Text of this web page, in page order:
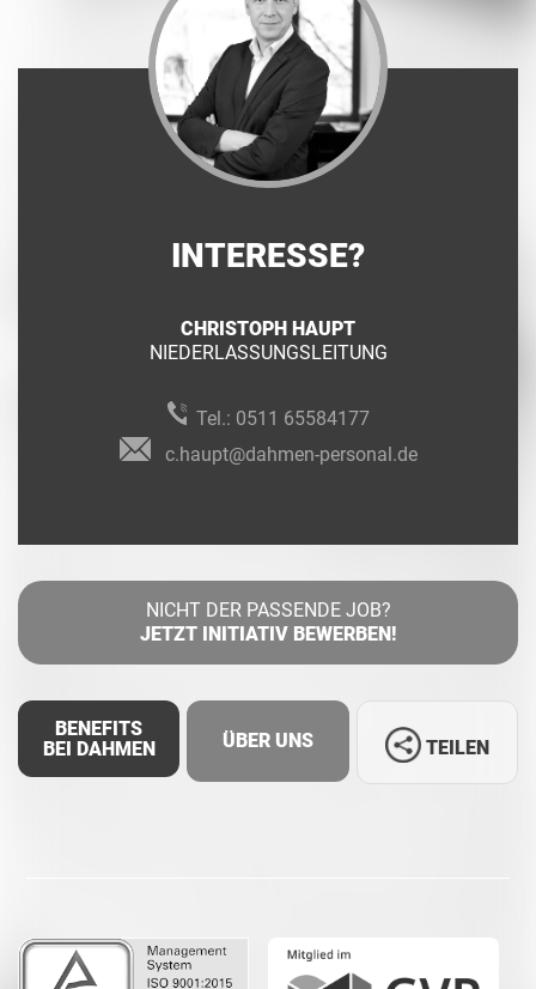
INTERESSE?
CHRISTOPH HAUPT
NIEDERLASSUNGSLEITUNG
Tel.: 0511 65584177
c.haupt@dahmen-personal.de
NICHT DER PASSENDE JOB?
JETZT INITIATIV BEWERBEN!
BENEFITS
BEI DAHMEN
ÜBER UNS
Whatsapp
TEILEN